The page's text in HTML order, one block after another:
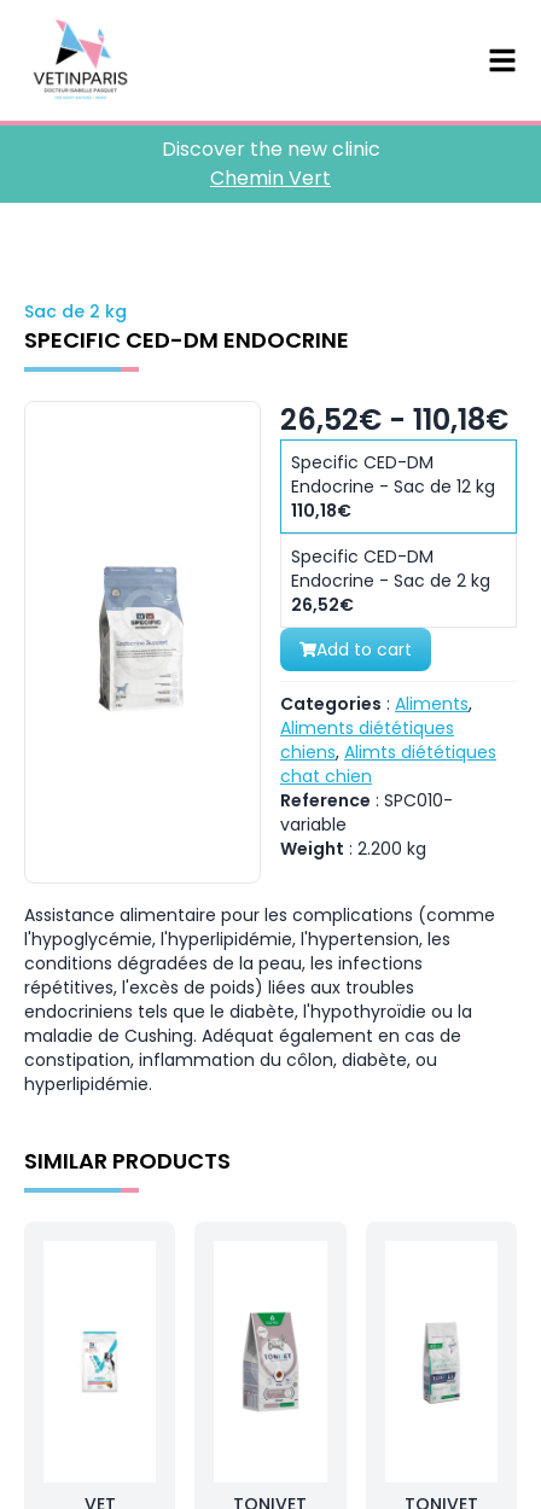
Discover the new clinic
Chemin Vert
Sac de 2 kg
SPECIFIC CED-DM ENDOCRINE
26,52€ - 110,18€
Specific CED-DM
Endocrine - Sac de 12 kg
110,18€
Specific CED-DM
Endocrine - Sac de 2 kg
26,52€
Add to cart
Categories : Aliments,
Aliments diététiques
chiens, Alimts diététiques
chat chien
Reference : SPC010-
variable
Weight : 2.200 kg
Assistance alimentaire pour les complications (comme
l'hypoglycémie, l'hyperlipidémie, l'hypertension, les
conditions dégradées de la peau, les infections
répétitives, l'excès de poids) liées aux troubles
endocriniens tels que le diabète, l'hypothyroïdie ou la
maladie de Cushing. Adéquat également en cas de
constipation, inflammation du côlon, diabète, ou
hyperlipidémie.
SIMILAR PRODUCTS
VET
TONIVET
TONIVET